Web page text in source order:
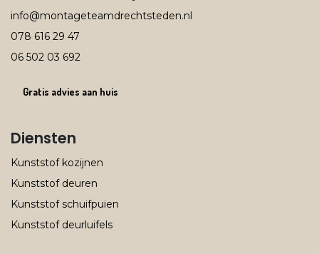
info@montageteamdrechtsteden.nl
078 616 29 47
06 502 03 692
Gratis advies aan huis
Diensten
Kunststof kozijnen
Kunststof deuren
Kunststof schuifpuien
Kunststof deurluifels